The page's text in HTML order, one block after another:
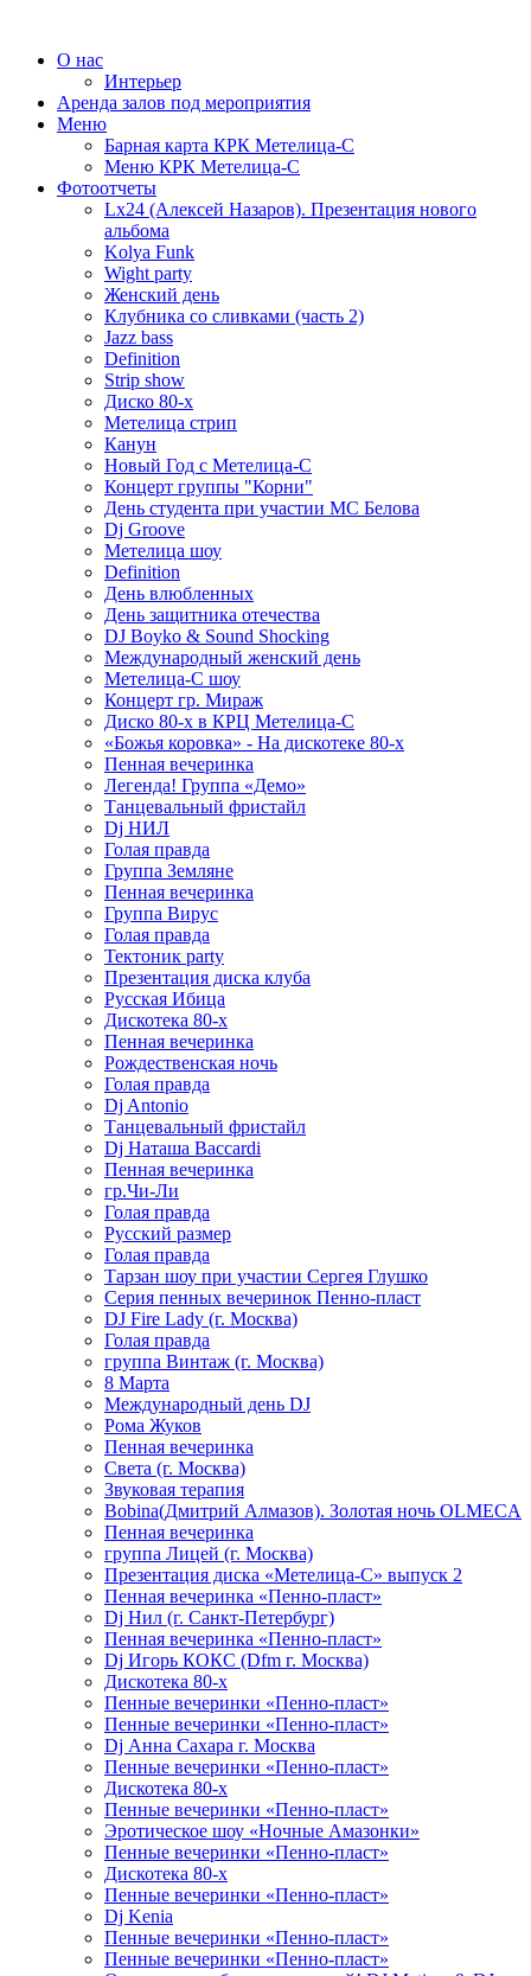
О нас
Интерьер
Аренда залов под мероприятия
Меню
Барная карта КРК Метелица-С
Меню КРК Метелица-С
Фотоотчеты
Lx24 (Алексей Назаров). Презентация нового
альбома
Kolya Funk
Wight party
Женский день
Клубника со сливками (часть 2)
Jazz bass
Definition
Strip show
Диско 80-х
Метелица стрип
Канун
Новый Год с Метелица-С
Концерт группы "Корни"
День студента при участии МС Белова
Dj Groove
Метелица шоу
Definition
День влюбленных
День защитника отечества
DJ Boyko & Sound Shocking
Международный женский день
Метелица-С шоу
Концерт гр. Мираж
Диско 80-х в КРЦ Метелица-С
«Божья коровка» - На дискотеке 80-х
Пенная вечеринка
Легенда! Группа «Демо»
Танцевальный фристайл
Dj НИЛ
Голая правда
Группа Земляне
Пенная вечеринка
Группа Вирус
Голая правда
Тектоник party
Презентация диска клуба
Русская Ибица
Дискотека 80-х
Пенная вечеринка
Рождественская ночь
Голая правда
Dj Antonio
Танцевальный фристайл
Dj Наташа Baccardi
Пенная вечеринка
гр.Чи-Ли
Голая правда
Русский размер
Голая правда
Тарзан шоу при участии Сергея Глушко
Серия пенных вечеринок Пенно-пласт
DJ Fire Lady (г. Москва)
Голая правда
группа Винтаж (г. Москва)
8 Марта
Международный день DJ
Рома Жуков
Пенная вечеринка
Света (г. Москва)
Звуковая терапия
Bobina(Дмитрий Алмазов). Золотая ночь OLMECA
Пенная вечеринка
группа Лицей (г. Москва)
Презентация диска «Метелица-С» выпуск 2
Пенная вечеринка «Пенно-пласт»
Dj Нил (г. Санкт-Петербург)
Пенная вечеринка «Пенно-пласт»
Dj Игорь КОКС (Dfm г. Москва)
Дискотека 80-х
Пенные вечеринки «Пенно-пласт»
Пенные вечеринки «Пенно-пласт»
Dj Анна Сахара г. Москва
Пенные вечеринки «Пенно-пласт»
Дискотека 80-х
Пенные вечеринки «Пенно-пласт»
Эротическое шоу «Ночные Амазонки»
Пенные вечеринки «Пенно-пласт»
Дискотека 80-х
Пенные вечеринки «Пенно-пласт»
Dj Kenia
Пенные вечеринки «Пенно-пласт»
Пенные вечеринки «Пенно-пласт»